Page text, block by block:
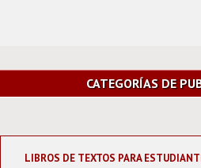
CATEGORÍAS DE
LIBROS DE TEXTOS PARA